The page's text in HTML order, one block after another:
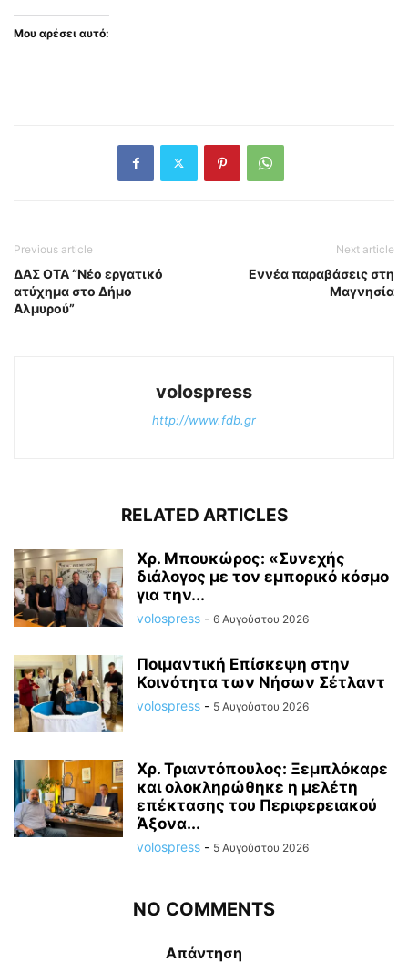
Μου αρέσει αυτό:
Previous article
ΔΑΣ ΟΤΑ “Νέο εργατικό
ατύχημα στο Δήμο
Αλμυρού”
Next article
Εννέα παραβάσεις στη
Μαγνησία
volospress
http://www.fdb.gr
RELATED ARTICLES
Χρ. Μπουκώρος: «Συνεχής
διάλογος με τον εμπορικό κόσμο
για την...
volospress - 6 Αυγούστου 2026
Ποιμαντική Επίσκεψη στην
Κοινότητα των Νήσων Σέτλαντ
volospress - 5 Αυγούστου 2026
Χρ. Τριαντόπουλος: Ξεμπλόκαρε
και ολοκληρώθηκε η μελέτη
επέκτασης του Περιφερειακού
Άξονα...
volospress - 5 Αυγούστου 2026
NO COMMENTS
Απάντηση